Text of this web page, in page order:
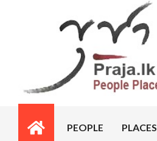
PRAJA.LK
Primary
PEOPLE PLACES